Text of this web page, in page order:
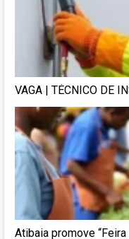
VAGA | TÉCNICO DE
Atibaia promove